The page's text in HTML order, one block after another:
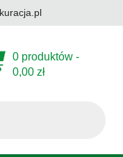
0 produktów -
0,00 zł